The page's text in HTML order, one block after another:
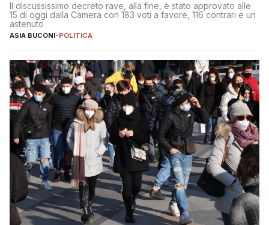
Il discussissimo decreto rave, alla fine, è stato approvato alle
15 di oggi dalla Camera con 183 voti a favore, 116 contrari e un
astenuto
ASIA BUCONI-POLITICA